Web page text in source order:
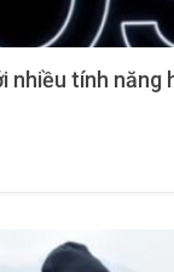
nhiều tính năng